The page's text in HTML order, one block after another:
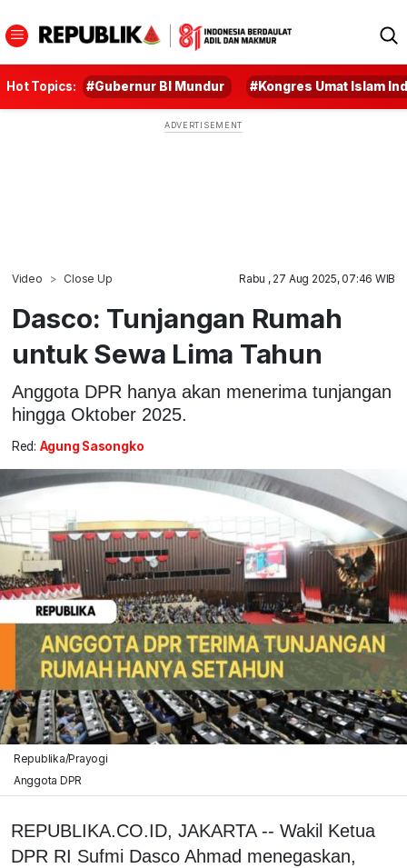
Hot Topics: #Gubernur BI Mundur #Kongres Umat Islam
Video Close Up Rabu , 27 Aug 2025, 07:46 WIB
Dasco: Tunjangan Rumah
untuk Sewa Lima Tahun
Anggota DPR hanya akan menerima tunjangan
hingga Oktober 2025.
Red: Agung Sasongko
Republika/Prayogi
Anggota DPR
REPUBLIKA.CO.ID, JAKARTA -- Wakil Ketua
DPR RI Sufmi Dasco Ahmad menegaskan,